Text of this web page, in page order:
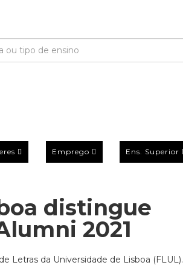
Emprego Ens. Superior
distingue
2021
Letras da Universidade de Lisboa (FLUL).